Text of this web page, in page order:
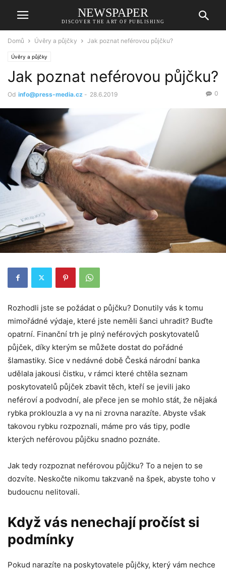
NEWSPAPER
DISCOVER THE ART OF PUBLISHING
Domů Úvěry a půjčky Jak poznat neférovou půjčku?
Úvěry a půjčky
Jak poznat neférovou půjčku?
Od info@press-media.cz - 28.6.2019 0
Rozhodli jste se požádat o půjčku? Donutily vás k tomu
mimořádné výdaje, které jste neměli šanci uhradit? Buďte
opatrní. Finanční trh je plný neférových poskytovatelů
půjček, díky kterým se můžete dostat do pořádné
šlamastiky. Sice v nedávné době Česká národní banka
udělala jakousi čistku, v rámci které chtěla seznam
poskytovatelů půjček zbavit těch, kteří se jevili jako
neféroví a podvodní, ale přece jen se mohlo stát, že nějaká
rybka proklouzla a vy na ni zrovna narazíte. Abyste však
takovou rybku rozpoznali, máme pro vás tipy, podle
kterých neférovou půjčku snadno poznáte.
Jak tedy rozpoznat neférovou půjčku? To a nejen to se
dozvíte. Neskočte nikomu takzvaně na špek, abyste toho v
budoucnu nelitovali.
Když vás nenechají pročíst si
podmínky
Pokud narazíte na poskytovatele půjčky, který vám nechce